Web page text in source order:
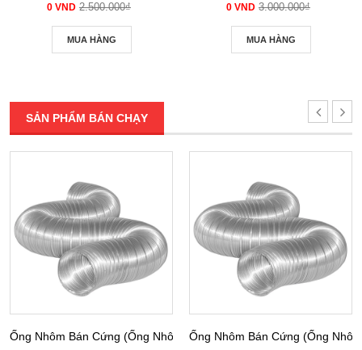
0 VND 2.500.000₫
MUA HÀNG
0 VND 3.000.000₫
MUA HÀNG
SẢN PHẨM BÁN CHẠY
Ống Nhôm Bán Cứng (Ống Nhôm Nhún) phi 100Ống Nhôm Bán Cứng (Ống